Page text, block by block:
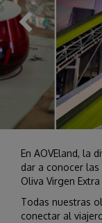
En AOVEland, la
dar a conocer
Oliva Virgen
Todas nuestras
conectar al